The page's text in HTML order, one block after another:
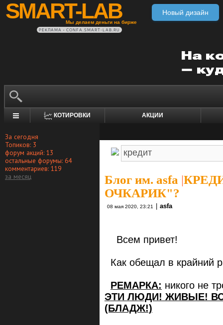
SMART-LAB
Мы делаем деньги на бирже
Новый дизайн
РЕКЛАМА • CONFA.SMART-LAB.RU
КОТИРОВКИ АКЦИИ
За сегодня
Топиков: 3
форум акций: 13
остальные форумы: 64
комментариев: 119
за месяц
Блог им. asfa |
ОЧКАРИК"?
08 мая 2020, 23:21 asfa
Всем привет!
Как обещал в крайний
РЕМАРКА: никого не
ЭТИ ЛЮДИ! ЖИВЫЕ!
(БЛАДЖ!)